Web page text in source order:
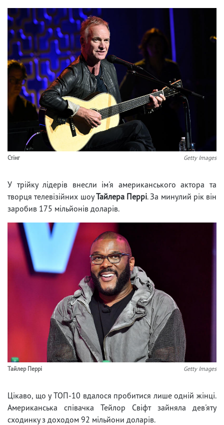
Стінг Getty Images
У трійку лідерів внесли ім'я американського актора та
творця телевізійних шоуТайлера Перрі. За минулий рік він
заробив 175 мільйонів доларів.
Тайлер Перрі Getty Images
Цікаво, що у ТОП-10 вдалося пробитися лише одній жінці.
Американська співачка Тейлор Свіфт зайняла дев'яту
сходинку з доходом 92 мільйони доларів.